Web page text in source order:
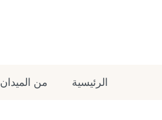
الرئيسية من الميدان